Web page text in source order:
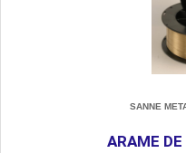
SANNE
ARAME